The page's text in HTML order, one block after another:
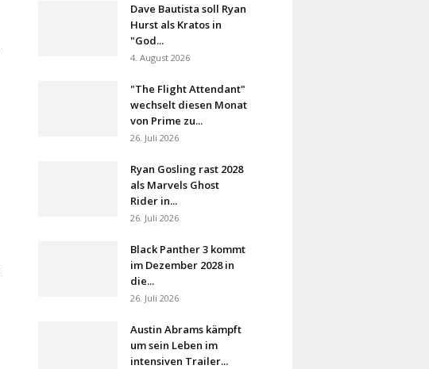
Dave Bautista soll Ryan
Hurst als Kratos in
"God...
4. August 2026
"The Flight Attendant"
wechselt diesen Monat
von Prime zu...
26. Juli 2026
Ryan Gosling rast 2028
als Marvels Ghost
Rider in...
26. Juli 2026
Black Panther 3 kommt
im Dezember 2028 in
die...
26. Juli 2026
Austin Abrams kämpft
um sein Leben im
intensiven Trailer...